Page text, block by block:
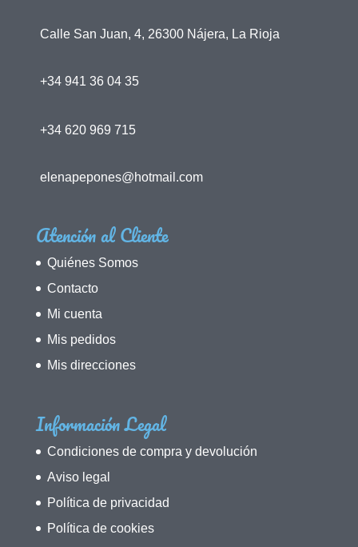
Calle San Juan, 4, 26300 Nájera, La Rioja
+34 941 36 04 35
+34 620 969 715
elenapepones@hotmail.com
Atención al Cliente
Quiénes Somos
Contacto
Mi cuenta
Mis pedidos
Mis direcciones
Información Legal
Condiciones de compra y devolución
Aviso legal
Política de privacidad
Política de cookies